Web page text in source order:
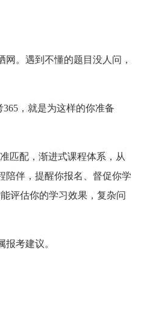
。遇到不懂的题目没人问，
365，就是为这样的你准备
匹配，渐进式课程体系，从
陪伴，提醒你报名、督促你学
评估你的学习效果，复杂问
考建议。